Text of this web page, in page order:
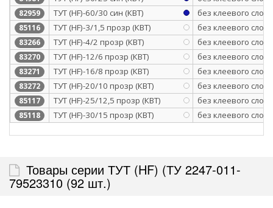
82959 ТУТ (HF)-60/30 син (КВТ) без клеевого слоя
85116 ТУТ (HF)-3/1,5 прозр (КВТ) без клеевого слоя
83266 ТУТ (HF)-4/2 прозр (КВТ) без клеевого слоя
83270 ТУТ (HF)-12/6 прозр (КВТ) без клеевого слоя
83271 ТУТ (HF)-16/8 прозр (КВТ) без клеевого слоя
83272 ТУТ (HF)-20/10 прозр (КВТ) без клеевого слоя
85117 ТУТ (HF)-25/12,5 прозр (КВТ) без клеевого слоя
85118 ТУТ (HF)-30/15 прозр (КВТ) без клеевого слоя
Товары серии ТУТ (HF) (ТУ 2247-011-
79523310 (92 шт.)